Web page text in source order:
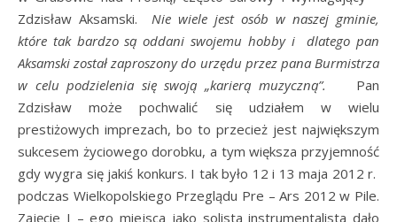
Zdzisław Aksamski. Nie wiele jest osób w naszej gminie,
które tak bardzo są oddani swojemu hobby i dlatego pan
Aksamski został zaproszony do urzędu przez pana Burmistrza
w celu podzielenia się swoją „karierą muzyczną”. Pan
Zdzisław może pochwalić się udziałem w wielu
prestiżowych imprezach, bo to przecież jest największym
sukcesem życiowego dorobku, a tym większa przyjemność
gdy wygra się jakiś konkurs. I tak było 12 i 13 maja 2012 r.
podczas Wielkopolskiego Przeglądu Pre – Ars 2012 w Pile.
Zajęcie I – ego miejsca jako solista instrumentalista dało